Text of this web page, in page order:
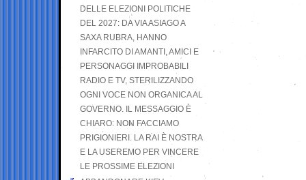
DELLE ELEZIONI POLITICHE
DEL 2027: DA VIA ASIAGO A
SAXA RUBRA, HANNO
INFARCITO DI AMANTI, AMICI E
PERSONAGGI IMPROBABILI
RADIO E TV, STERILIZZANDO
OGNI VOCE NON ORGANICA AL
GOVERNO. IL MESSAGGIO È
CHIARO: NON FACCIAMO
PRIGIONIERI. LA RAI È NOSTRA
E LA USEREMO PER VINCERE
LE PROSSIME ELEZIONI